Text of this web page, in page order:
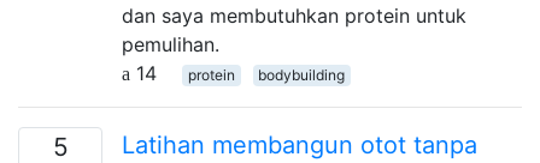
dan saya membutuhkan protein untuk
pemulihan.
14
protein bodybuilding
5
Latihan membangun otot tanpa